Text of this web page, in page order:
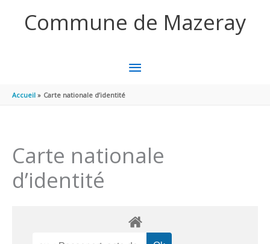
Commune de Mazeray
MENU
Accueil Carte nationale d’identité
Carte nationale
d’identité